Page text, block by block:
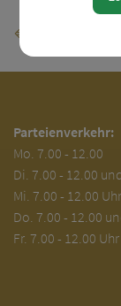
⇐ zurück
Parteienverkehr:
Mo. 7.00 - 12.00
Di. 7.00 - 12.00
Mi. 7.00 - 12.00 Uhr
Do. 7.00 - 12.00
Fr. 7.00 - 12.00 Uhr